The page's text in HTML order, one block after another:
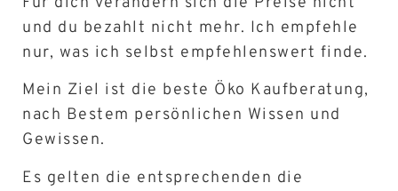
und du bezahlt nicht mehr. Ich empfehle
nur, was ich selbst empfehlenswert finde.
Mein Ziel ist die beste Öko Kaufberatung,
nach Bestem persönlichen Wissen und
Gewissen.
Es gelten die entsprechenden die